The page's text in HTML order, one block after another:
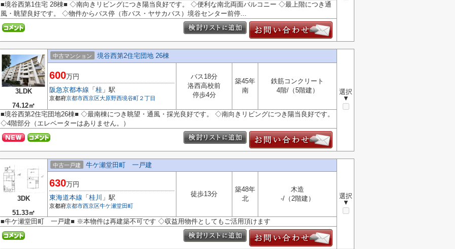
■境谷西第1住宅 28棟■ ◇南向きリビングにつき陽当良好です。 ◇便利な南北両面バルコニー ◇最上階につき通
風・眺望良好です。 ◇物件からバス停（市バス・ヤサカバス）境谷センター前停...
3LDK
74.12㎡
中古マンション 境谷西第2住宅団地 26棟
選択
▼
600万円
阪急京都本線 「 桂 」駅
京都府京都市西京区大原野西境谷町２丁目
バス18分
洛西高校前
停歩4分
築45年
南
鉄筋コンクリート
4階/（5階建）
■境谷西第2住宅団地26棟■ ◇最南棟につき眺望・通風・採光良好です。 ◇南向きリビングにつき陽当良好です。
◇4階部分（エレベーターはありません。）
3DK
51.33㎡
中古一戸建 牛ケ瀬堂田町 一戸建
選択
▼
630万円
東海道本線 「 桂川 」駅
京都府京都市西京区牛ケ瀬堂田町
徒歩13分
築48年
北
木造
-/（2階建）
■牛ケ瀬堂田町 一戸建■ ※本物件は再建築不可です ◇収益用物件としてもご活用頂けます